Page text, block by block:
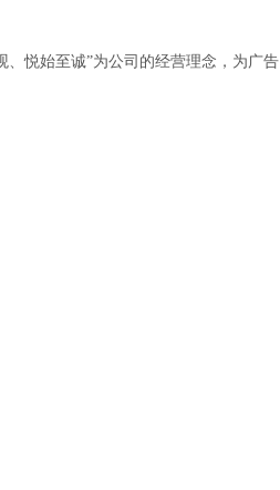
悦始至诚”为公司的经营理念，为广告